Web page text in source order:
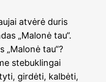
atvėrė duris
„Malonė tau“.
„Malonė tau“?
stebuklingai
girdėti, kalbėti,